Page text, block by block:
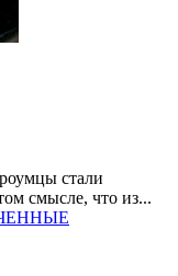
стали
смысле, что из...